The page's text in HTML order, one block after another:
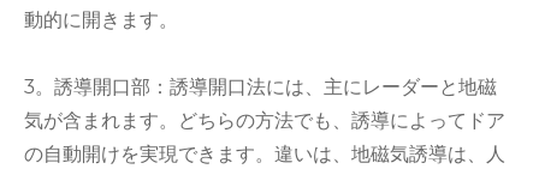
動的に開きます。
3。誘導開口部：誘導開口法には、主にレーダーと地磁
気が含まれます。どちらの方法でも、誘導によってドア
の自動開けを実現できます。違いは、地磁気誘導は、人